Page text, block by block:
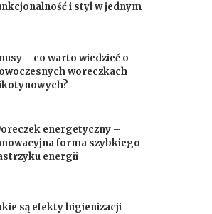
i styl w jednym
– co warto wiedzieć o
woreczkach
energetyczny –
forma szybkiego
energii
są efekty higienizacji